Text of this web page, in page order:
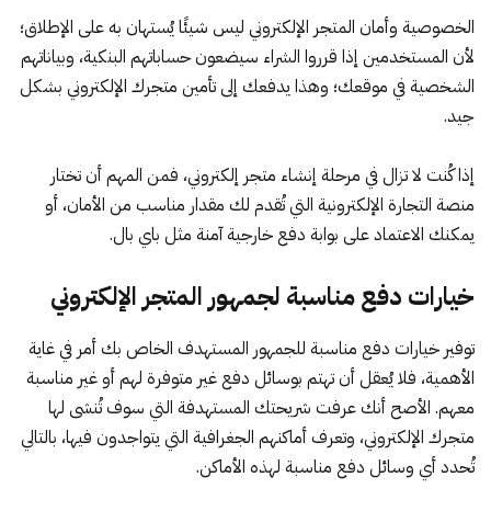
الخصوصية وأمان المتجر الإلكتروني ليس شيئًا يُستهان به على الإطلاق؛
لأن المستخدمين إذا قرروا الشراء سيضعون حساباتهم البنكية، وبياناتهم
الشخصية في موقعك؛ وهذا يدفعك إلى تأمين متجرك الإلكتروني بشكل
جيد.
إذا كُنت لا تزال في مرحلة إنشاء متجر إلكتروني، فمن المهم أن تختار
منصة التجارة الإلكترونية التي تُقدم لك مقدار مناسب من الأمان، أو
يمكنك الاعتماد على بوابة دفع خارجية آمنة مثل باي بال.
خيارات دفع مناسبة لجمهور المتجر الإلكتروني
توفير خيارات دفع مناسبة للجمهور المستهدف الخاص بك أمر في غاية
الأهمية، فلا يُعقل أن تهتم بوسائل دفع غير متوفرة لهم أو غير مناسبة
معهم. الأصح أنك عرفت شريحتك المستهدفة التي سوف تُنشى لها
متجرك الإلكتروني، وتعرف أماكنهم الجغرافية التي يتواجدون فيها، بالتالي
تُحدد أي وسائل دفع مناسبة لهذه الأماكن.